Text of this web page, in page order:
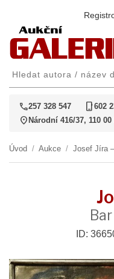
call257 328 547 phone_iphone602
location_on Národní 416/37, 110
Úvod / Aukce / Josef Jíra
ID: